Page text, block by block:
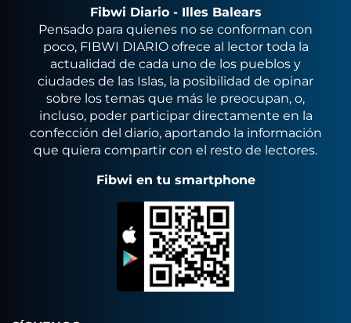
Fibwi Diario - Illes Balears
Pensado para quienes no se conforman con
poco, FIBWI DIARIO ofrece al lector toda la
actualidad de cada uno de los pueblos y
ciudades de las Islas, la posibilidad de opinar
sobre los temas que más le preocupan, o,
incluso, poder participar directamente en la
confección del diario, aportando la información
que quiera compartir con el resto de lectores.
Fibwi en tu smartphone